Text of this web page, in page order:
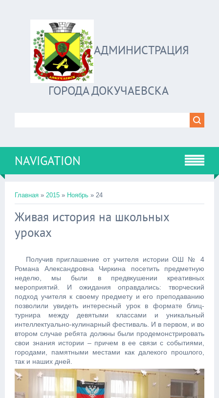
АДМИНИСТРАЦИЯ
ГОРОДА ДОКУЧАЕВСКА
NAVIGATION
Главная » 2015 » Ноябрь » 24
Живая история на школьных
уроках
Получив приглашение от учителя истории ОШ № 4
Романа Александровна Чиркина посетить предметную
неделю, мы были в предвкушении креативных
мероприятий. И ожидания оправдались: творческий
подход учителя к своему предмету и его преподаванию
позволили увидеть интересный урок в формате блиц-
турнира между девятыми классами и уникальный
интеллектуально-кулинарный фестиваль. И в первом, и во
втором случае ребята должны были продемонстрировать
свои знания истории – причем в ее связи с событиями,
городами, памятными местами как далекого прошлого,
так и наших дней.